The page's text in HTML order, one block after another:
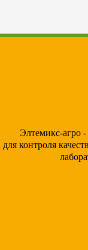
Элтемикс-агро -
для контроля